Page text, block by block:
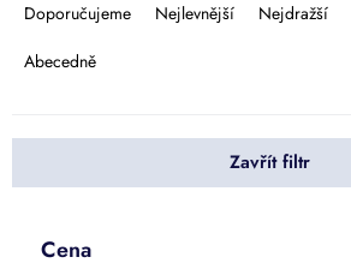
p
o
Doporučujeme Nejlevnější Nejdražší
Abecedně
Zavřít filtr
Cena